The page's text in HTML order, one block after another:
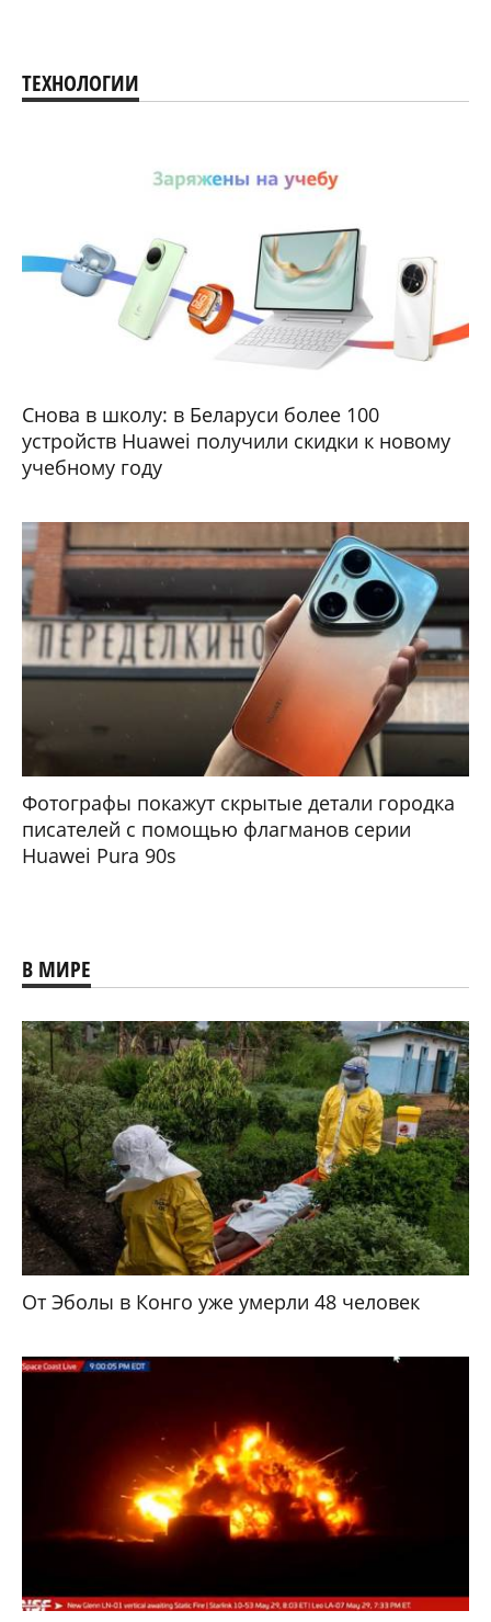
ТЕХНОЛОГИИ
Снова в школу: в Беларуси более 100
устройств Huawei получили скидки к новому
учебному году
Фотографы покажут скрытые детали городка
писателей с помощью флагманов серии
Huawei Pura 90s
В МИРЕ
От Эболы в Конго уже умерли 48 человек